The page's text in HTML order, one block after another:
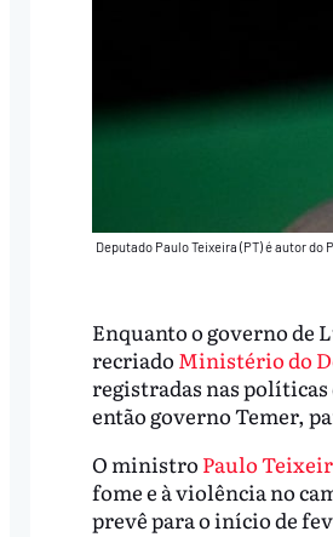
Deputado Paulo Teixeira (PT) é autor
Enquanto o governo de
recriado Ministério do
registradas nas
então governo Temer,
O ministro Paulo
fome e à violência no
prevê para o início de